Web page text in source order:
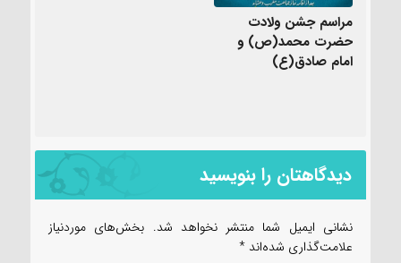
مراسم جشن ولادت
حضرت محمد(ص) و
امام صادق(ع)
دیدگاهتان را بنویسید
نشانی ایمیل شما منتشر نخواهد شد. بخش‌های موردنیاز
علامت‌گذاری شده‌اند *